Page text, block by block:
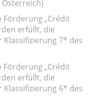
„Crédit
erfüllt, die
7* des
„Crédit
erfüllt, die
6* des